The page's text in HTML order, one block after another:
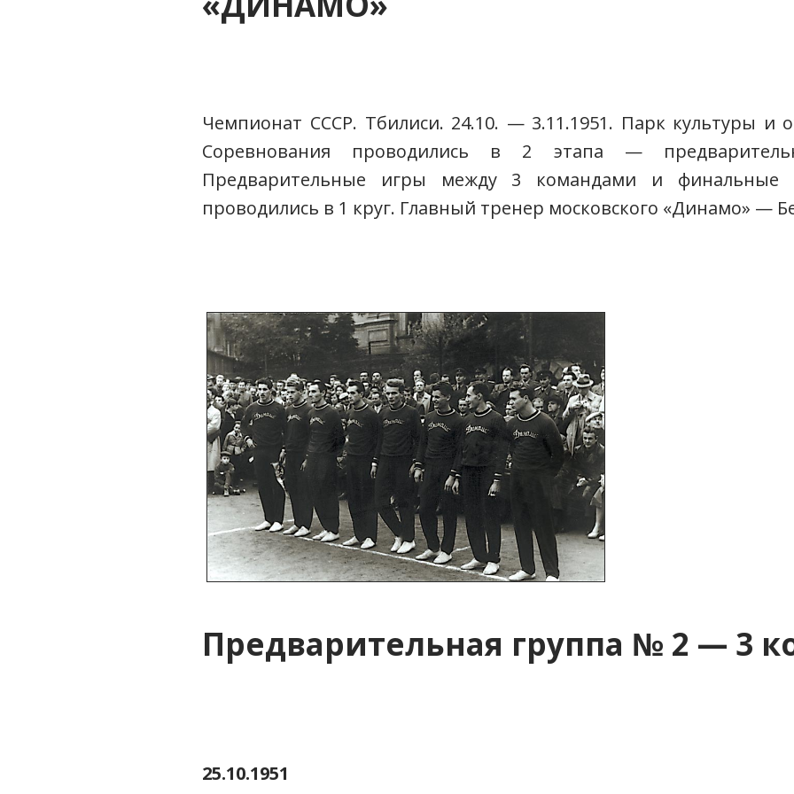
Чемпионат СССР. Тбилиси. 24.10. — 3.11.1951. Парк культуры и
Соревнования проводились в 2 этапа —
Предварительные игры между 3 командами и финальные
проводились в 1 круг. Главный тренер московского «Динамо» —
Предварительная группа № 2 — 3
25.10.1951